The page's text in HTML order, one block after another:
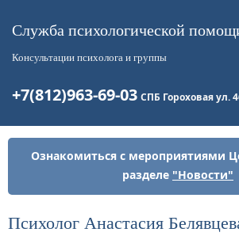
Служба психологической
Консультации психолога и группы
+7(812)963-69-03 СПБ Гороховая ул.
Ознакомиться с мероприятиями
разделе "Новости"
Психолог Анастасия